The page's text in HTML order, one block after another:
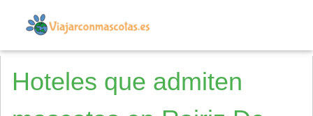
Hoteles que admiten